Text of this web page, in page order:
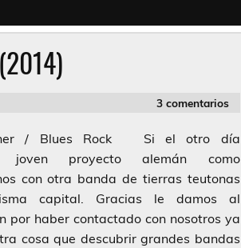
3 comentarios
/ Blues Rock Si el otro día
joven proyecto alemán como
con otra banda de tierras teutonas
capital. Gracias le damos al
por haber contactado con nosotros ya
cosa que descubrir grandes bandas